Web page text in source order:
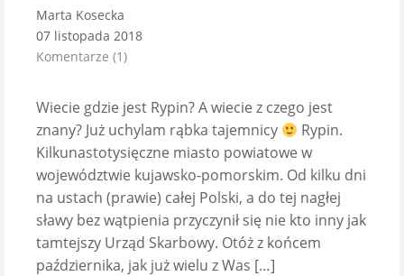
Marta Kosecka
07 listopada 2018
Komentarze (1)
Wiecie gdzie jest Rypin? A wiecie z czego jest
znany? Już uchylam rąbka tajemnicy
Rypin.
Kilkunastotysięczne miasto powiatowe w
województwie kujawsko-pomorskim. Od kilku dni
na ustach (prawie) całej Polski, a do tej nagłej
sławy bez wątpienia przyczynił się nie kto inny jak
tamtejszy Urząd Skarbowy. Otóż z końcem
października, jak już wielu z Was […]